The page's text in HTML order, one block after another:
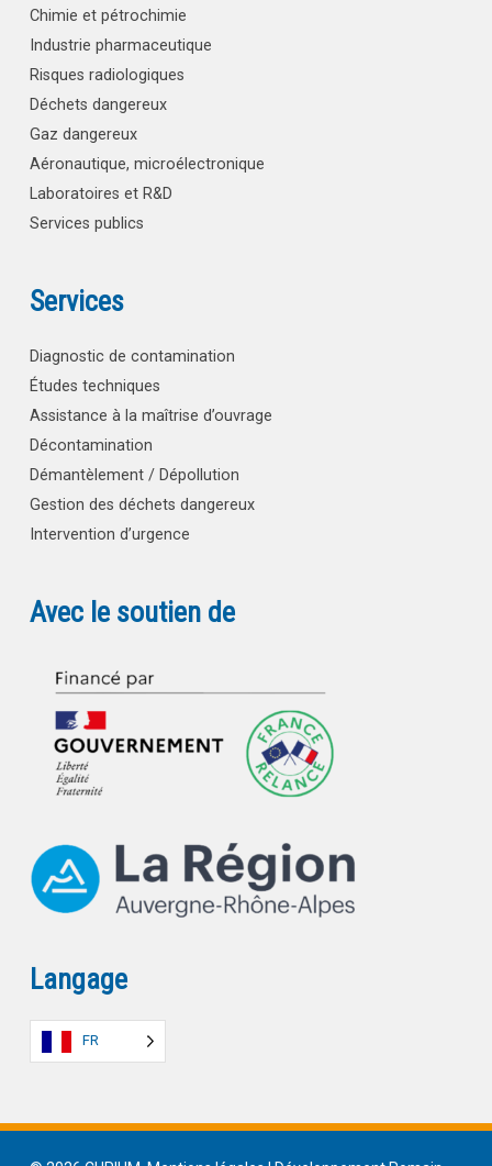
Chimie et pétrochimie
Industrie pharmaceutique
Risques radiologiques
Déchets dangereux
Gaz dangereux
Aéronautique, microélectronique
Laboratoires et R&D
Services publics
Services
Diagnostic de contamination
Études techniques
Assistance à la maîtrise d’ouvrage
Décontamination
Démantèlement / Dépollution
Gestion des déchets dangereux
Intervention d’urgence
Avec le soutien de
Langage
FR